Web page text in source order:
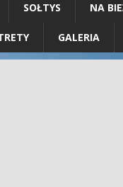
SOŁTYS NA
GALERIA